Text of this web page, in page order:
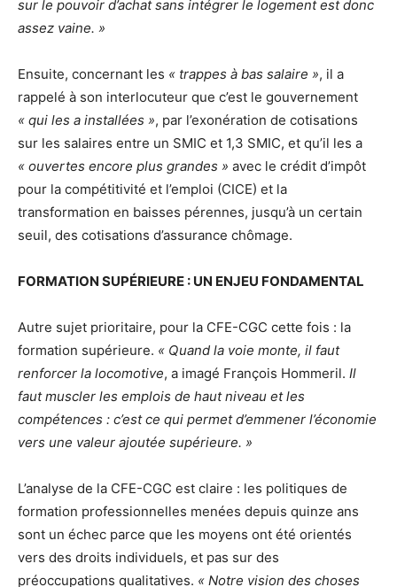
sur le pouvoir d’achat sans intégrer le logement est donc
assez vaine. »
Ensuite, concernant les « trappes à bas salaire », il a
rappelé à son interlocuteur que c’est le gouvernement
« qui les a installées », par l’exonération de cotisations
sur les salaires entre un SMIC et 1,3 SMIC, et qu’il les a
« ouvertes encore plus grandes » avec le crédit d’impôt
pour la compétitivité et l’emploi (CICE) et la
transformation en baisses pérennes, jusqu’à un certain
seuil, des cotisations d’assurance chômage.
FORMATION SUPÉRIEURE : UN ENJEU FONDAMENTAL
Autre sujet prioritaire, pour la CFE-CGC cette fois : la
formation supérieure. « Quand la voie monte, il faut
renforcer la locomotive, a imagé François Hommeril. Il
faut muscler les emplois de haut niveau et les
compétences : c’est ce qui permet d’emmener l’économie
vers une valeur ajoutée supérieure. »
L’analyse de la CFE-CGC est claire : les politiques de
formation professionnelles menées depuis quinze ans
sont un échec parce que les moyens ont été orientés
vers des droits individuels, et pas sur des
préoccupations qualitatives. « Notre vision des choses